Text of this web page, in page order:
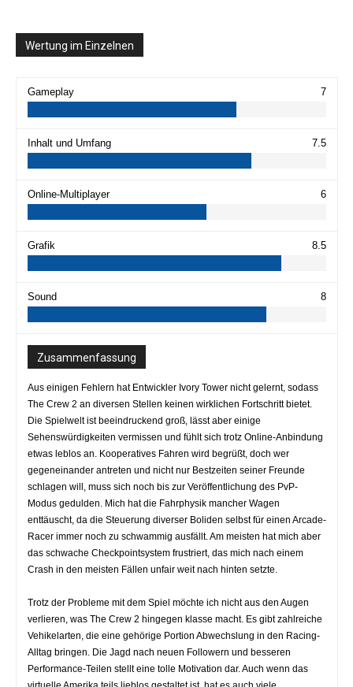
Wertung im Einzelnen
Gameplay 7
Inhalt und Umfang 7.5
Online-Multiplayer 6
Grafik 8.5
Sound 8
Zusammenfassung
Aus einigen Fehlern hat Entwickler Ivory Tower nicht gelernt, sodass
The Crew 2 an diversen Stellen keinen wirklichen Fortschritt bietet.
Die Spielwelt ist beeindruckend groß, lässt aber einige
Sehenswürdigkeiten vermissen und fühlt sich trotz Online-Anbindung
etwas leblos an. Kooperatives Fahren wird begrüßt, doch wer
gegeneinander antreten und nicht nur Bestzeiten seiner Freunde
schlagen will, muss sich noch bis zur Veröffentlichung des PvP-
Modus gedulden. Mich hat die Fahrphysik mancher Wagen
enttäuscht, da die Steuerung diverser Boliden selbst für einen Arcade-
Racer immer noch zu schwammig ausfällt. Am meisten hat mich aber
das schwache Checkpointsystem frustriert, das mich nach einem
Crash in den meisten Fällen unfair weit nach hinten setzte.
Trotz der Probleme mit dem Spiel möchte ich nicht aus den Augen
verlieren, was The Crew 2 hingegen klasse macht. Es gibt zahlreiche
Vehikelarten, die eine gehörige Portion Abwechslung in den Racing-
Alltag bringen. Die Jagd nach neuen Followern und besseren
Performance-Teilen stellt eine tolle Motivation dar. Auch wenn das